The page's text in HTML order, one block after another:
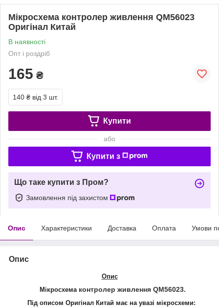
Мікросхема контролер живлення QM56023
Оригінал Китай
В наявності
Опт і роздріб
165 ₴
140 ₴ від 3 шт.
Купити
або
Купити з
Що таке купити з Пром?
Замовлення під захистом
Опис Характеристики Доставка Оплата Умови
Опис
Опис
Мікросхема контролер живлення QM56023.
Під описом Оригінал Китай має на увазі мікросхеми: